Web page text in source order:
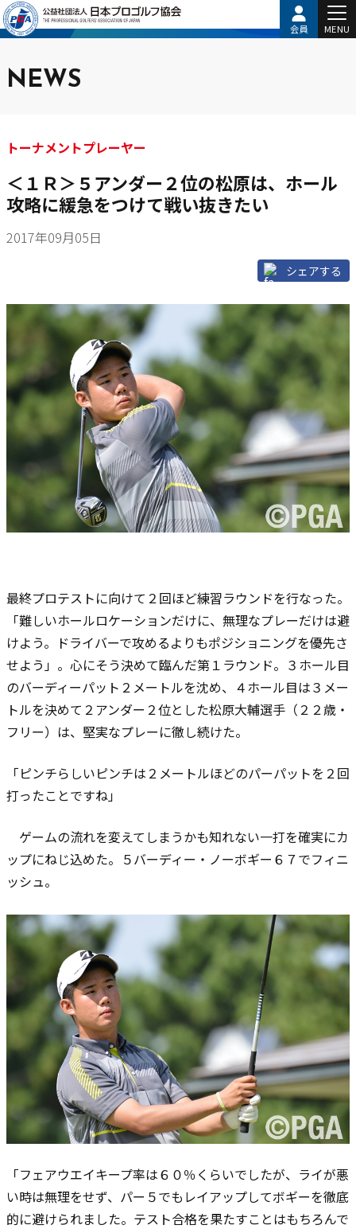
会員 MENU
NEWS
トーナメントプレーヤー
＜１Ｒ＞５アンダー２位の松原は、ホール
攻略に緩急をつけて戦い抜きたい
2017年09月05日
シェアする
最終プロテストに向けて２回ほど練習ラウンドを行なった。
「難しいホールロケーションだけに、無理なプレーだけは避
けよう。ドライバーで攻めるよりもポジショニングを優先さ
せよう」。心にそう決めて臨んだ第１ラウンド。３ホール目
のバーディーパット２メートルを沈め、４ホール目は３メー
トルを決めて２アンダー２位とした松原大輔選手（２２歳・
フリー）は、堅実なプレーに徹し続けた。
「ピンチらしいピンチは２メートルほどのパーパットを２回
打ったことですね」
ゲームの流れを変えてしまうかも知れない一打を確実にカ
ップにねじ込めた。５バーディー・ノーボギー６７でフィニ
ッシュ。
「フェアウエイキープ率は６０％くらいでしたが、ライが悪
い時は無理をせず、パー５でもレイアップしてボギーを徹底
的に避けられました。テスト合格を果たすことはもちろんで